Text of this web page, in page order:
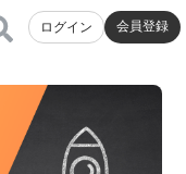
ログイン 会員登録